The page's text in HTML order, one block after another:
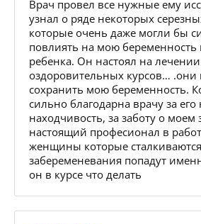
Врач провел все нужные ему
узнал о ряде некоторых
которые очень даже могли бы
повлиять на мою
ребенка. Он настоял на
оздоровительных курсов…
сохранить мою беременность.
сильно благодарна врачу за
находчивость, за заботу о
настоящий професионал в
женщины которые
забеременевания попадут
он в курсе что делать